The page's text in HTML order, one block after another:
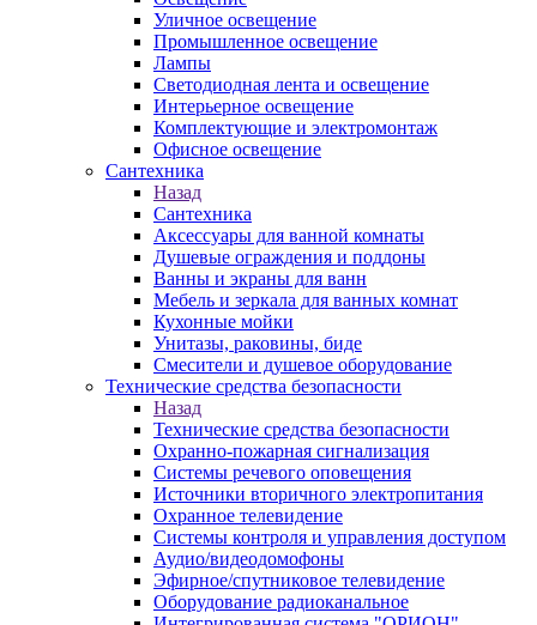
Уличное освещение
Промышленное освещение
Лампы
Светодиодная лента и освещение
Интерьерное освещение
Комплектующие и электромонтаж
Офисное освещение
Сантехника
Назад
Сантехника
Аксессуары для ванной комнаты
Душевые ограждения и поддоны
Ванны и экраны для ванн
Мебель и зеркала для ванных комнат
Кухонные мойки
Унитазы, раковины, биде
Смесители и душевое оборудование
Технические средства безопасности
Назад
Технические средства безопасности
Охранно-пожарная сигнализация
Системы речевого оповещения
Источники вторичного электропитания
Охранное телевидение
Системы контроля и управления доступом
Аудио/видеодомофоны
Эфирное/спутниковое телевидение
Оборудование радиоканальное